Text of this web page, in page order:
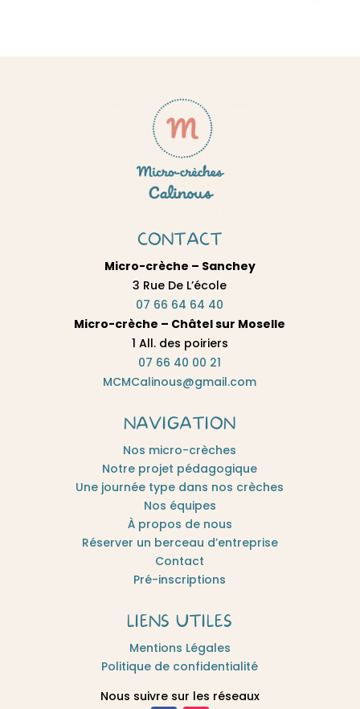
CONTACT
Micro-crèche – Sanchey
3 Rue De L’école
07 66 64 64 40
Micro-crèche – Châtel sur Moselle
1 All. des poiriers
07 66 40 00 21
MCMCalinous@gmail.com​
NAVIGATION
Nos micro-crèches
Notre projet pédagogique
Une journée type dans nos crèches
Nos équipes
À propos de nous
Réserver un berceau d’entreprise
Contact
Pré-inscriptions
LIENS UTILES
Mentions Légales
Politique de confidentialité
Nous suivre sur les réseaux